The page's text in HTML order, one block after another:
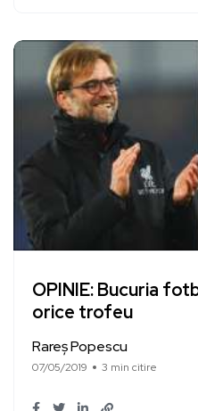
OPINIE: Bucuria
orice trofeu
Rareș Popescu
07/05/2019 3 min citire